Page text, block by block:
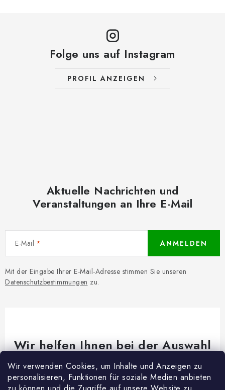
Wir verwenden Cookies, um Inhalte und Anzeigen zu
personalisieren, Funktionen für soziale Medien anbieten
Folge uns auf Instagram
PROFIL ANZEIGEN
Aktuelle Nachrichten und
Veranstaltungen an Ihre E-Mail
E-Mail
Mit der Eingabe Ihrer E-Mail-Adresse stimmen Sie unseren
Datenschutzbestimmungen zu.
ANMELDEN
Wir helfen Ihnen bei der Auswahl
Brauchen Sie Rat bei etwas? Wir sind für dich da!
Kundenservice@woodycrafts.de